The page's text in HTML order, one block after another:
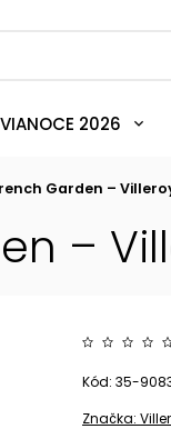
2026
Garden –
–
Značka:
Kód: 35-